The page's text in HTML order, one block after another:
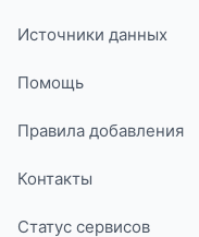
Источники данных
Помощь
Правила добавления
Контакты
Статус сервисов